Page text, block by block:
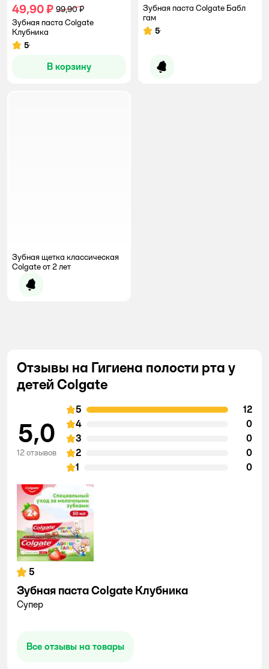
49,90 ₽ 99,90 ₽
Зубная паста Colgate
Клубника
Рейтинг:
5
В корзину
Зубная паста Colgate Бабл
гам
Рейтинг:
5
Уведомить о появлении
Зубная щетка классическая
Colgate от 2 лет
Уведомить о появлении
Отзывы на Гигиена полости рта у
детей Colgate
5,0
12 отзывов
5
12
4
0
3
0
2
0
1
0
5
Зубная паста Colgate Клубника
Супер
Все отзывы на товары